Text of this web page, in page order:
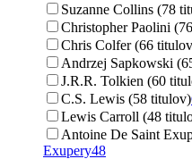
Suzanne Collins (78
Christopher Paolini
Chris Colfer (66
Andrzej Sapkowski
J.R.R. Tolkien (60
C.S. Lewis (58 titulov)
Lewis Carroll (48
Antoine De Saint
Exupery48